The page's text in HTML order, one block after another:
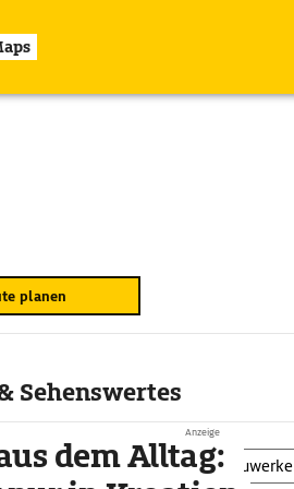
planen
Sehenswertes
Landschaft Bauwerke
Anzeige
dem Alltag: